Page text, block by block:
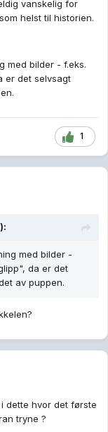
vanskelig for
helst til historien.
med bilder - f.eks.
er det selvsagt
1
med bilder -
da er det
av puppen.
dette hvor det første
tryne ?